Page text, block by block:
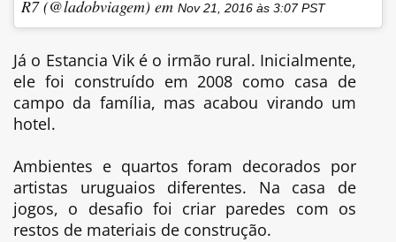
R7 (@ladobviagem) em Nov 21, 2016 às 3:07 PST
Já o Estancia Vik é o irmão rural. Inicialmente,
ele foi construído em 2008 como casa de
campo da família, mas acabou virando um
hotel.
Ambientes e quartos foram decorados por
artistas uruguaios diferentes. Na casa de
jogos, o desafio foi criar paredes com os
restos de materiais de construção.